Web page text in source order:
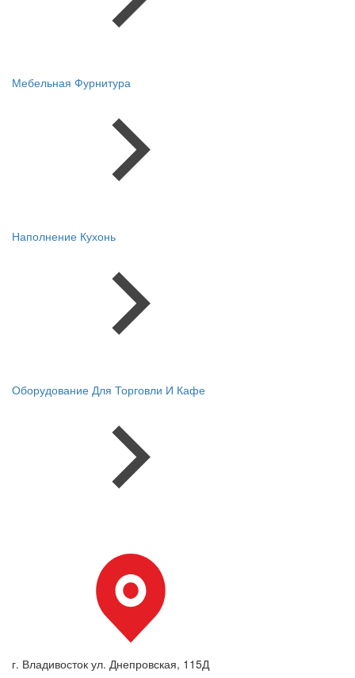
Мебельная Фурнитура
Наполнение Кухонь
Оборудование Для Торговли И Кафе
г. Владивосток ул. Днепровская, 115Д